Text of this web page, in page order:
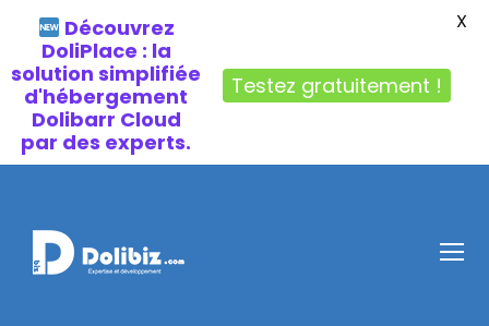
Découvrez
DoliPlace : la
solution simplifiée
d'hébergement
Dolibarr Cloud
par des experts.
Testez gratuitement !
X